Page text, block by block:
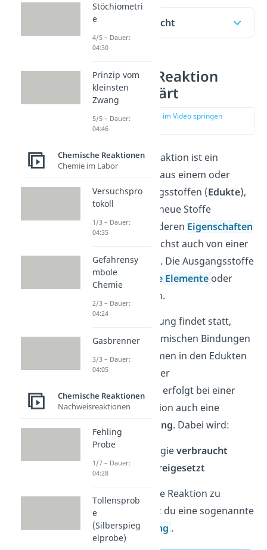
Inhaltsübersicht
Chemische Reaktion
einfach erklärt
zur Stelle im Video springen
Eine chemische Reaktion ist ein
Vorgang, bei dem aus einem oder
mehreren Ausgangsstoffen (Edukte),
ein oder mehrere neue Stoffe
Produkte) mit anderen Eigenschaften
entstehen. Du sprichst auch von einer
Stoffumwandlung . Die Ausgangsstoffe
könnenchemische Elemente oder
Verbindungen sein.
Die Stoffumwandlung findet statt,
indem sich die chemischen Bindungen
zwischen den Atomen in den Edukten
ändern. Neben einer
Stoffumwandlung
erfolgt bei einer
chemischen Reaktion auch eine
Energieumwandlung. Dabei wird:
entweder Energieverbraucht
oder Energie
freigesetzt
Um eine chemische Reaktion zu
beschreiben, nutzt du eine sogenannte
Reaktionsgleichung .
Stöchiometri
e
4/5 – Dauer:
04:30
Prinzip vom
kleinsten
Zwang
5/5 – Dauer:
04:46
Chemische Reaktionen
Chemie im Labor
Versuchspro
tokoll
1/3 – Dauer:
04:35
Gefahrensy
mbole
Chemie
2/3 – Dauer:
04:24
Gasbrenner
3/3 – Dauer:
04:05
Chemische Reaktionen
Nachweisreaktionen
Fehling
Probe
1/7 – Dauer:
04:28
Tollensprob
e
(Silberspieg
elprobe)